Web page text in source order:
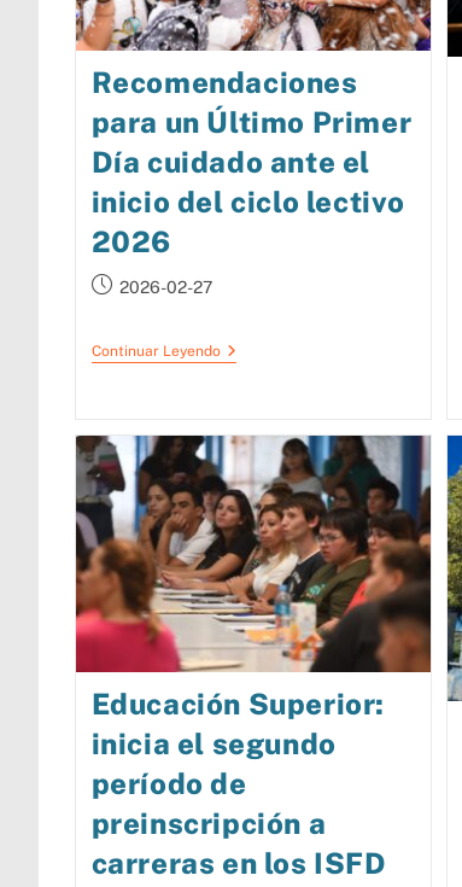
Recomendaciones
para un Último Primer
Día cuidado ante el
inicio del ciclo lectivo
2026
2026-02-27
Continuar Leyendo
Educación Superior:
inicia el segundo
período de
preinscripción a
carreras en los ISFD